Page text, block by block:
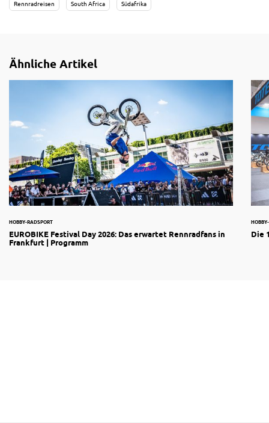
Rennradreisen South Africa Südafrika
Ähnliche Artikel
HOBBY-RADSPORT
EUROBIKE Festival Day 2026: Das erwartet Rennradfans in
Frankfurt | Programm
Die